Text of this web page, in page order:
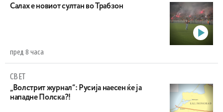
Салах е новиот султан во Трабзон
пред 8 часа
СВЕТ
„Волстрит журнал“: Русија наесен ќе ја
нападне Полска?!